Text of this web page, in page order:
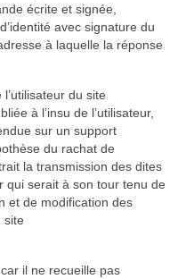
écrite et signée,
avec signature du
à laquelle la réponse
du site
à l’insu de l’utilisateur,
sur un support
du rachat de
la transmission des dites
qui serait à son tour tenu de
et de modification des
site
il ne recueille pas